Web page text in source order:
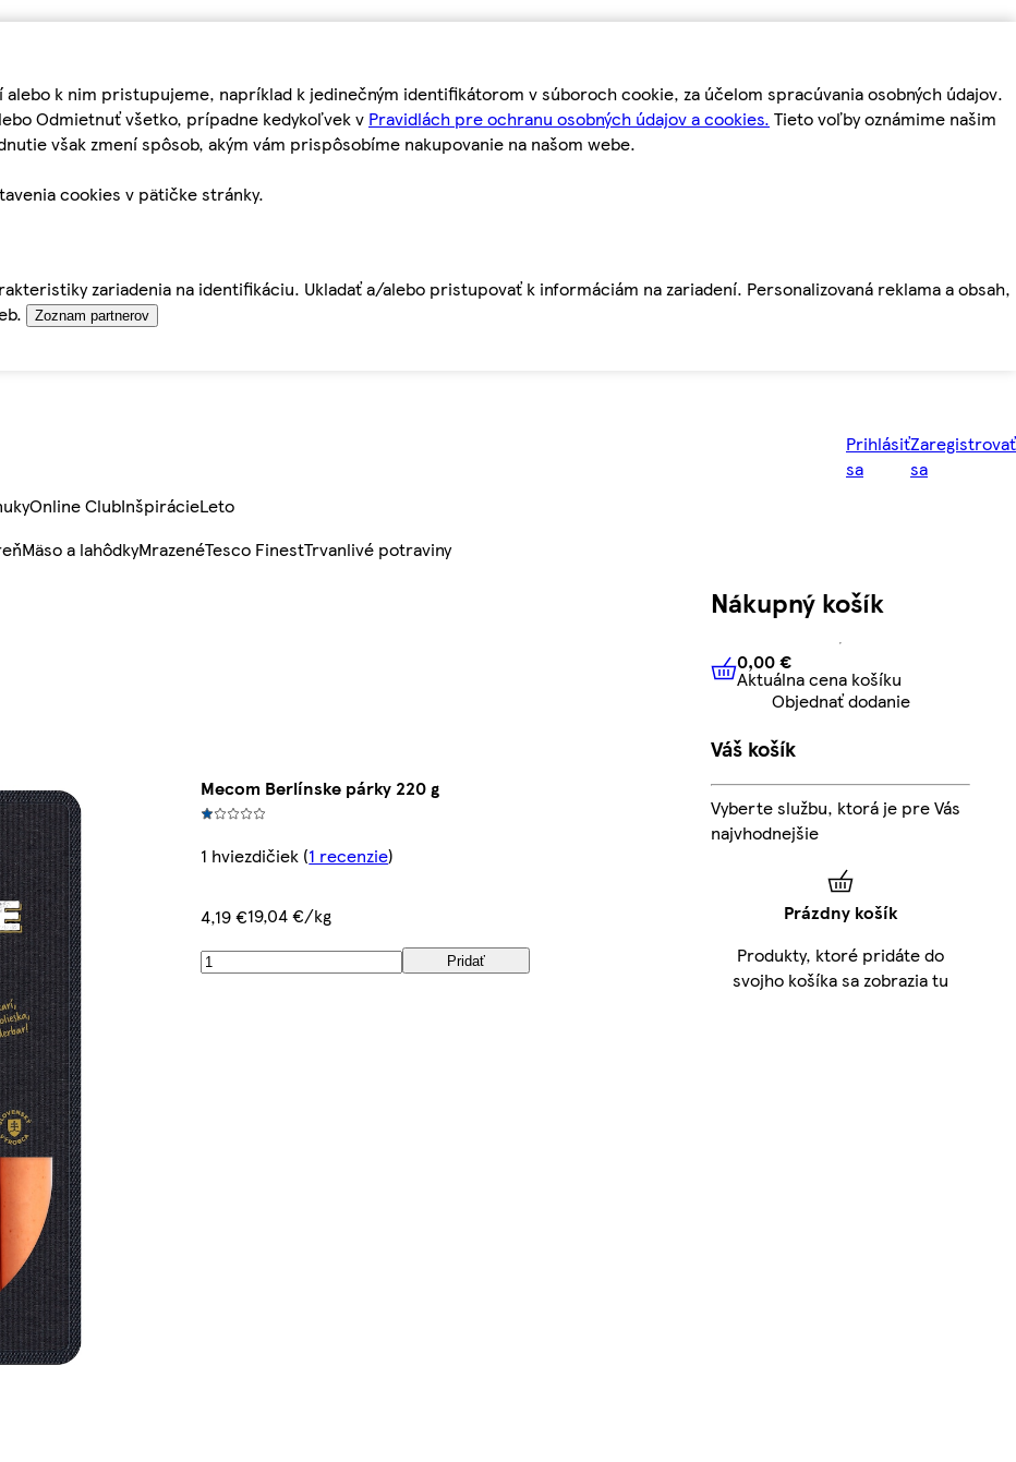
k nim pristupujeme, napríklad k jedinečným identifikátorom v súboroch cookie, za účelom spracúvania osobných údajov.
Odmietnuť všetko, prípadne kedykoľvek v Pravidlách pre ochranu osobných údajov a cookies. Tieto voľby oznámime našim
však zmení spôsob, akým vám prispôsobíme nakupovanie na našom webe.
cookies v pätičke stránky.
zariadenia na identifikáciu. Ukladať a/alebo pristupovať k informáciám na zariadení. Personalizovaná reklama a obsah,
Zoznam partnerov
Prihlásiť
sa
Zaregistrovať
sa
Online ClubInšpirácieLeto
Mäso a lahôdkyMrazenéTesco FinestTrvanlivé potraviny
Mecom Berlínske párky 220 g
1 hviezdičiek (1 recenzie)
4,19 €19,04 €/kg
Pridať
Nákupný košík
0,00 € Aktuálna cena košíku
0,00 €
Aktuálna cena košíku
Objednať dodanie
Váš košík
Vyberte službu, ktorá je pre Vás
najvhodnejšie
Prázdny košík
Produkty, ktoré pridáte do
svojho košíka sa zobrazia tu